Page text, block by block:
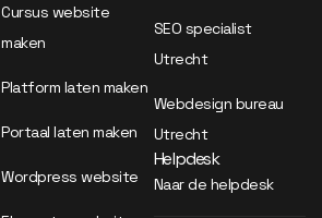
Cursus website
maken
Platform laten maken
Portaal laten maken
Wordpress website
SEO specialist
Utrecht
Webdesign bureau
Utrecht
Helpdesk
Naar de helpdesk